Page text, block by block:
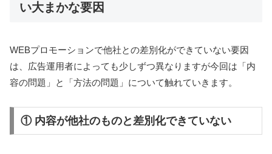
い大まかな要因
WEBプロモーションで他社との差別化ができていない要因
は、広告運用者によっても少しずつ異なりますが今回は「内
容の問題」と「方法の問題」について触れていきます。
① 内容が他社のものと差別化できていない